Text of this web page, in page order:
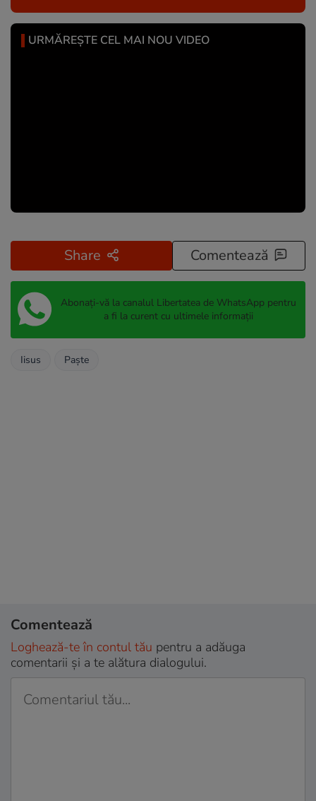
URMĂREȘTE CEL MAI NOU VIDEO
Share Comentează
Abonați-vă la canalul Libertatea de WhatsApp pentru
a fi la curent cu ultimele informații
Iisus Paște
Comentează
Loghează-te în contul tău pentru a adăuga
comentarii și a te alătura dialogului.